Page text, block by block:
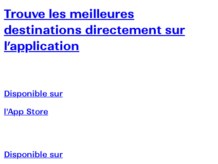
Trouve les meilleures
destinations directement sur
l’application
Disponible sur
l'App Store
Disponible sur